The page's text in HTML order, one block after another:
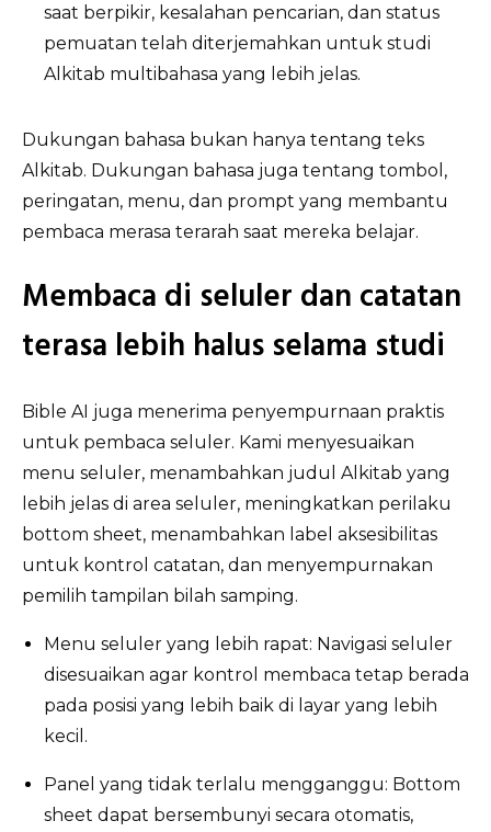
saat berpikir, kesalahan pencarian, dan status
pemuatan telah diterjemahkan untuk studi
Alkitab multibahasa yang lebih jelas.
Dukungan bahasa bukan hanya tentang teks
Alkitab. Dukungan bahasa juga tentang tombol,
peringatan, menu, dan prompt yang membantu
pembaca merasa terarah saat mereka belajar.
Membaca di seluler dan catatan
terasa lebih halus selama studi
Bible AI juga menerima penyempurnaan praktis
untuk pembaca seluler. Kami menyesuaikan
menu seluler, menambahkan judul Alkitab yang
lebih jelas di area seluler, meningkatkan perilaku
bottom sheet, menambahkan label aksesibilitas
untuk kontrol catatan, dan menyempurnakan
pemilih tampilan bilah samping.
Menu seluler yang lebih rapat: Navigasi seluler
disesuaikan agar kontrol membaca tetap berada
pada posisi yang lebih baik di layar yang lebih
kecil.
Panel yang tidak terlalu mengganggu: Bottom
sheet dapat bersembunyi secara otomatis,